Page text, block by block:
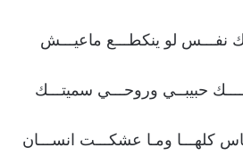
نفـــس لو ينكطـــع ماعيـــش
حبيبــي وروحـــي سميتـــك
كلهـــا ومـا عشكـــت انســـان